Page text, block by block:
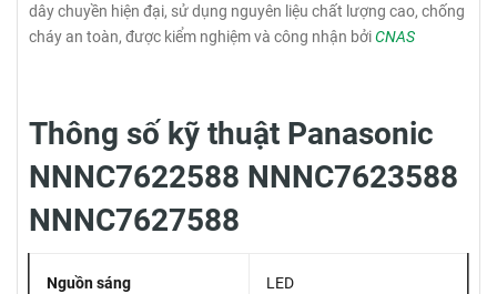
dây chuyền hiện đại, sử dụng nguyên liệu chất lượng cao, chống
cháy an toàn, được kiểm nghiệm và công nhận bởiCNAS
Thông số kỹ thuật Panasonic
NNNC7622588 NNNC7623588
NNNC7627588
Nguồn sáng LED